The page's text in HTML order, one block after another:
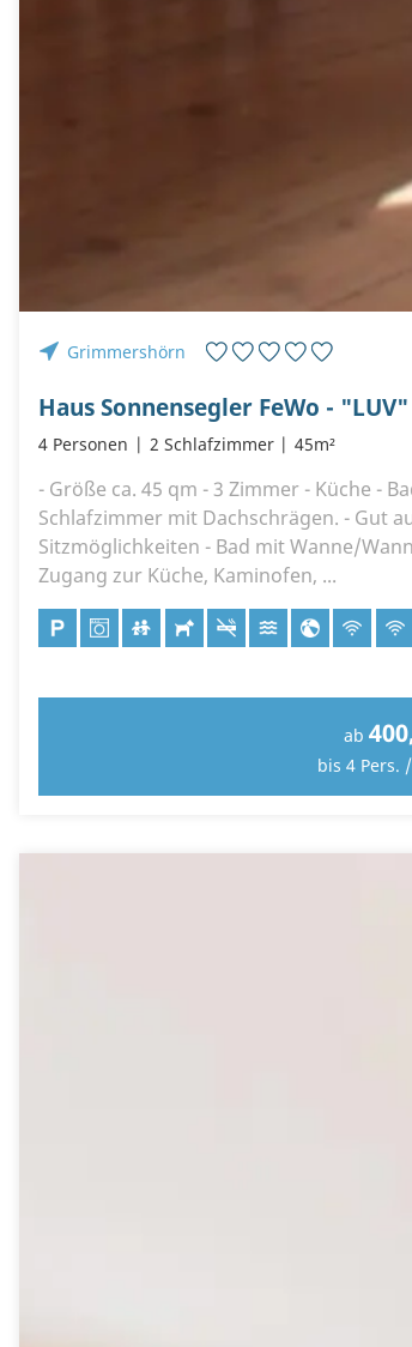
Grimmershörn
4 Personen 2 Schlafzimmer 45m²
- Größe ca. 45 qm - 3 Zimmer - Küche -
Schlafzimmer mit Dachschrägen. - Gut
Sitzmöglichkeiten - Bad mit Wanne/
Zugang zur Küche, Kaminofen, ...
ab
bis 4 Pers.